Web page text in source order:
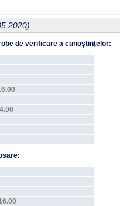
de verificare a cunoștințelor: